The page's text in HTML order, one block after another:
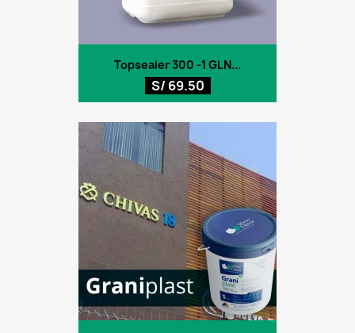
Topsealer 300 -1 GLN...
S/ 69.50